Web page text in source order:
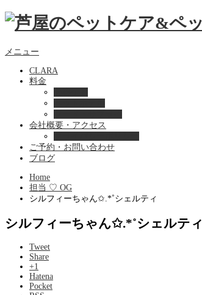
メニュー
CLARA
料金
会社概要・アクセス
ご予約・お問い合わせ
ブログ
Home
担当 ♡ OG
シルフィーちゃん✩.*˚シェルティ
シルフィーちゃん✩.*˚シェルティ
Tweet
Share
+1
Hatena
Pocket